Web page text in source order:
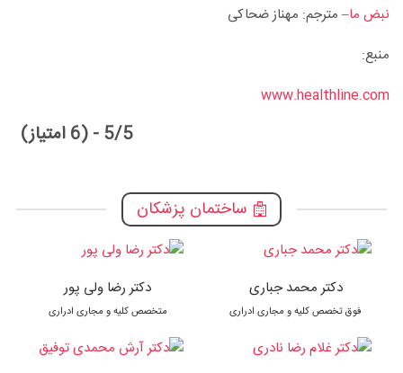
نبض ما– مترجم: مهناز ضحاکی
منبع:
www.healthline.com
5/5 - (6 امتیاز)
ساختمان پزشکان
دکتر محمد جباری
فوق تخصص کلیه و مجاری ادراری
دکتر رضا ولی پور
متخصص کلیه و مجاری ادراری